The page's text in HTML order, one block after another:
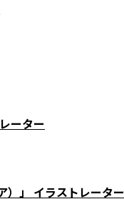
ーター
）」 イラストレーター